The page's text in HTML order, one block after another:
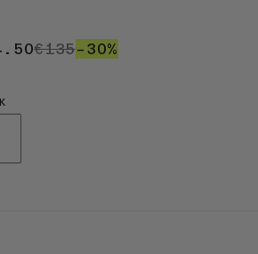
€94.50
€135€135
–30%